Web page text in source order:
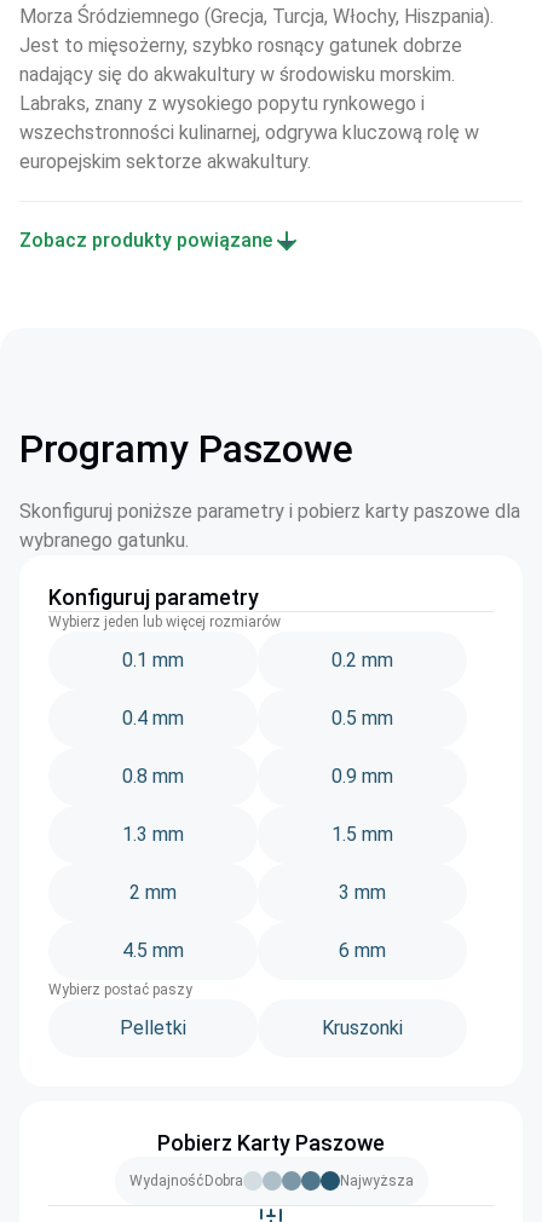
Morza Śródziemnego (Grecja, Turcja, Włochy, Hiszpania).
Jest to mięsożerny, szybko rosnący gatunek dobrze
nadający się do akwakultury w środowisku morskim.
Labraks, znany z wysokiego popytu rynkowego i
wszechstronności kulinarnej, odgrywa kluczową rolę w
europejskim sektorze akwakultury.
Zobacz produkty powiązane
Programy Paszowe
Skonfiguruj poniższe parametry i pobierz karty paszowe dla
wybranego gatunku.
Konfiguruj parametry
Wybierz jeden lub więcej rozmiarów
0.1 mm 0.2 mm
0.4 mm 0.5 mm
0.8 mm 0.9 mm
1.3 mm 1.5 mm
2 mm 3 mm
4.5 mm 6 mm
Wybierz postać paszy
Pelletki Kruszonki
Pobierz Karty Paszowe
Wydajność Dobra Najwyższa